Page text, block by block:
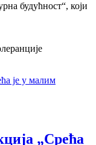
будућност“, који
је у малим
„Срећа